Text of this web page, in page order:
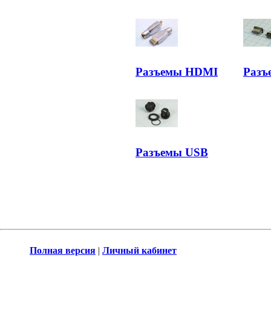
Разъемы HDMI
Разъемы USB
Полная версия | Личный кабинет